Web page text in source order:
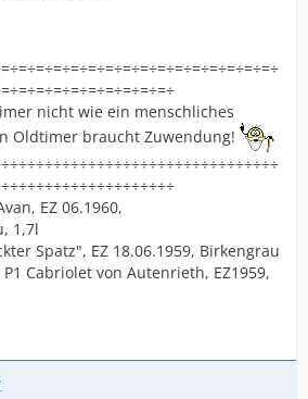
nicht wie ein menschliches
Oldtimer braucht Zuwendung!
EZ 06.1960,
1,7l
Spatz", EZ 18.06.1959, Birkengrau
Cabriolet von Autenrieth, EZ1959,